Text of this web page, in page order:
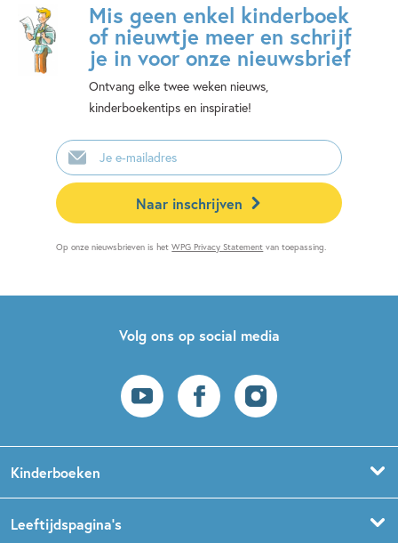
Mis geen enkel kinderboek
of nieuwtje meer en schrijf
je in voor onze nieuwsbrief
Ontvang elke twee weken nieuws,
kinderboekentips en inspiratie!
E-
mailadres
Naar inschrijven
Op onze nieuwsbrieven is hetWPG Privacy Statement van toepassing.
Volg ons op social media
Kinderboeken
Leeftijdspagina’s